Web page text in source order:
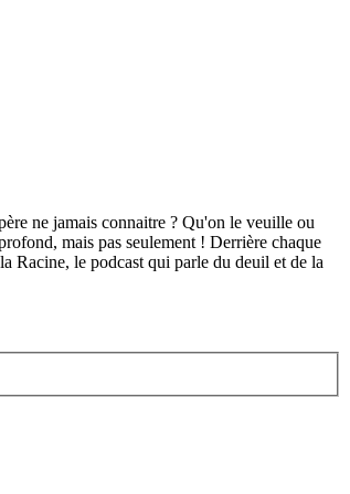
ne jamais connaitre ? Qu'on le veuille ou
mais pas seulement ! Derrière chaque
Racine, le podcast qui parle du deuil et de la